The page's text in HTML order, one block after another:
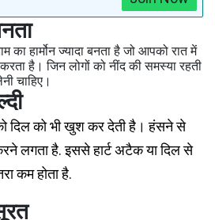
का हार्मोन ज्यादा बनता है जो आपको रात में
है। जिन लोगों को नींद की समस्या रहती
चाहिए।
दिल को भी खुश कर देती है। हंसने से
लगता है. इससे हार्ट अटैक या दिल से
कम होता है.